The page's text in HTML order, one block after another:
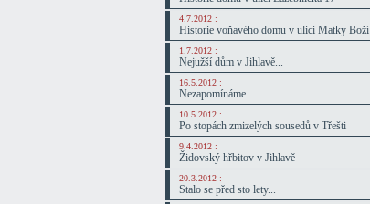
4.7.2012 :
Historie voňavého domu v ulici Matky Boží
1.7.2012 :
Nejužší dům v Jihlavě...
16.5.2012 :
Nezapomínáme...
10.5.2012 :
Po stopách zmizelých sousedů v Třešti
9.4.2012 :
Židovský hřbitov v Jihlavě
20.3.2012 :
Stalo se před sto lety...